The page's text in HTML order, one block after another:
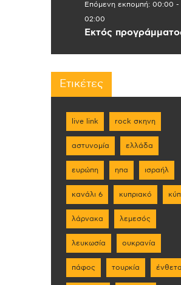
Επόμενη εκπομπή: 00:00 -
02:00
Εκτός
Ετικέτες
live link rock σκηνη
αστυνομία ελλάδα
ευρώπη ηπα ισραήλ
κανάλι 6 κυπριακό
λάρνακα λεμεσός
λευκωσία ουκρανία
πάφος τουρκία ένθετα